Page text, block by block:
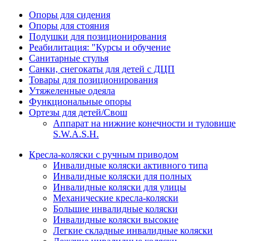
Опоры для сидения
Опоры для стояния
Подушки для позиционирования
Реабилитация: "Курсы и обучение
Санитарные стулья
Санки, снегокаты для детей с ДЦП
Товары для позиционирования
Утяжеленные одеяла
Функциональные опоры
Ортезы для детей/Свош
Аппарат на нижние конечности и туловище
S.W.A.S.H.
Кресла-коляски с ручным приводом
Инвалидные коляски активного типа
Инвалидные коляски для полных
Инвалидные коляски для улицы
Механические кресла-коляски
Большие инвалидные коляски
Инвалидные коляски высокие
Легкие складные инвалидные коляски